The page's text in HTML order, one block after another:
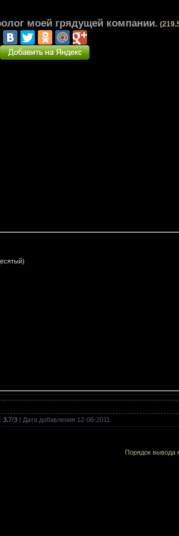
моей грядущей компании.
: 3.7/3 | Дата добавления 12-06-2011
Порядок вывода